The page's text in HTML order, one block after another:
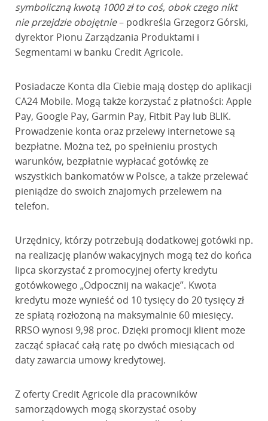
symboliczną kwotą 1000 zł to coś, obok czego nikt
nie przejdzie obojętnie– podkreśla Grzegorz Górski,
dyrektor Pionu Zarządzania Produktami i
Segmentami w banku Credit Agricole.
Posiadacze Konta dla Ciebie mają dostęp do aplikacji
CA24 Mobile. Mogą także korzystać z płatności: Apple
Pay, Google Pay, Garmin Pay, Fitbit Pay lub BLIK.
Prowadzenie konta oraz przelewy internetowe są
bezpłatne. Można też, po spełnieniu prostych
warunków, bezpłatnie wypłacać gotówkę ze
wszystkich bankomatów w Polsce, a także przelewać
pieniądze do swoich znajomych przelewem na
telefon.
Urzędnicy, którzy potrzebują dodatkowej gotówki np.
na realizację planów wakacyjnych mogą też do końca
lipca skorzystać z promocyjnej oferty kredytu
gotówkowego „Odpocznij na wakacje”. Kwota
kredytu może wynieść od 10 tysięcy do 20 tysięcy zł
ze spłatą rozłożoną na maksymalnie 60 miesięcy.
RRSO wynosi 9,98 proc. Dzięki promocji klient może
zacząć spłacać całą ratę po dwóch miesiącach od
daty zawarcia umowy kredytowej.
Z oferty Credit Agricole dla pracowników
samorządowych mogą skorzystać osoby